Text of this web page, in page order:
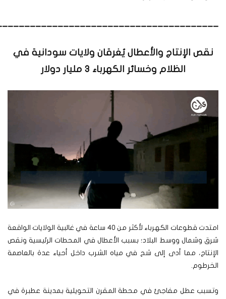
نقص الإنتاج والأعطال يُغرقان ولايات سودانية في
الظلام وخسائر الكهرباء 3 مليار دولار
امتدت قطوعات الكهرباء لأكثر من 40 ساعة في غالبية الولايات الواقعة
شرق وشمال ووسط البلاد؛ بسبب الأعطال في المحطات الرئيسية ونقص
الإنتاج، مما أدى إلى شح في مياه الشرب داخل أحياء عدة بالعاصمة
الخرطوم.
وتسبب عطل مفاجئ في محطة المقرن التحويلية بمدينة عطبرة في